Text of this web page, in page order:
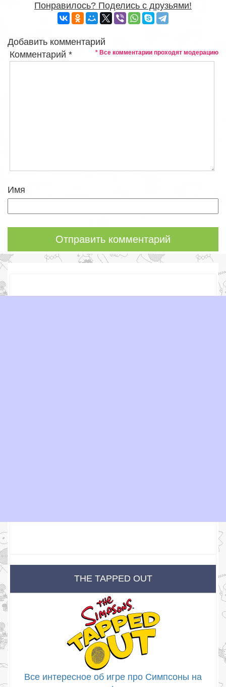
Понравилось? Поделись с друзьями!
Добавить комментарий
* Все комментарии проходят модерацию
Комментарий*
Имя
THE TAPPED OUT
Все интересное об игре про Симпсоны на